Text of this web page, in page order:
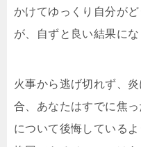
かけてゆっくり自分が
が、自ずと良い結果にな
火事から逃げ切れず、
合、あなたはすでに焦
について後悔している